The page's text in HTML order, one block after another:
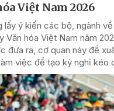
Việt Nam 2026
lấy ý kiến các bộ, ngành
Văn hóa Việt Nam năm
đưa ra, cơ quan này đề
việc để tạo kỳ nghỉ kéo